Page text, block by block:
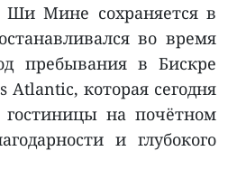
Ши Мине сохраняется в
во время
пребывания в Бискре
которая сегодня
на почётном
и глубокого